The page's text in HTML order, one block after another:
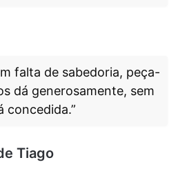
falta de sabedoria, peça-
dá generosamente, sem
concedida.”
Tiago